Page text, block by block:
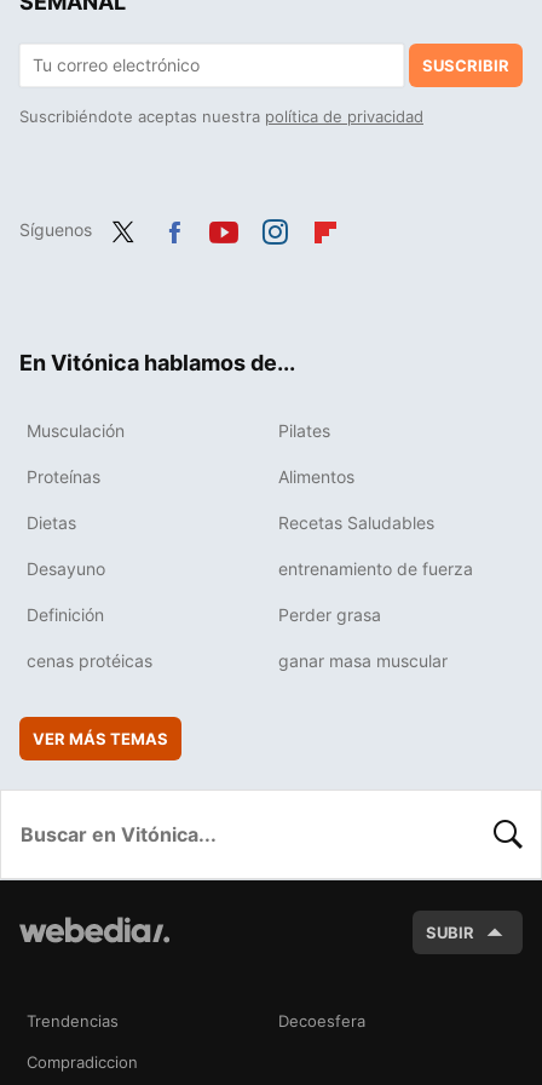
SUSCRIBIR
Suscribiéndote aceptas nuestra política de privacidad
Síguenos
En Vitónica hablamos de...
Musculación Pilates
Proteínas Alimentos
Dietas Recetas Saludables
Desayuno entrenamiento de fuerza
Definición Perder grasa
cenas protéicas ganar masa muscular
VER MÁS TEMAS
SUBIR
Trendencias Decoesfera
Compradiccion